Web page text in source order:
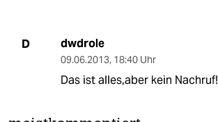
D dwdrole
09.06.2013, 18:40 Uhr
Das ist alles,aber kein Nachruf!